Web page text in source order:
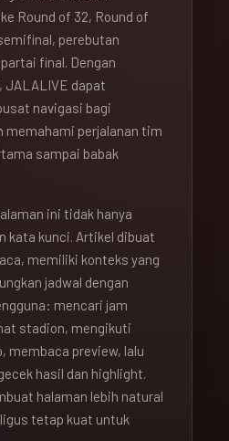
Round of 32, Round of
perebutan
final. Dengan
JALALIVE dapat
navigasi bagi
memahami perjalanan tim
sampai babak
ini tidak hanya
kata kunci. Artikel dibuat
memiliki konteks yang
jadwal dengan
mencari jam
stadion, mengikuti
membaca preview, lalu
hasil dan highlight.
halaman lebih natural
tetap kuat untuk